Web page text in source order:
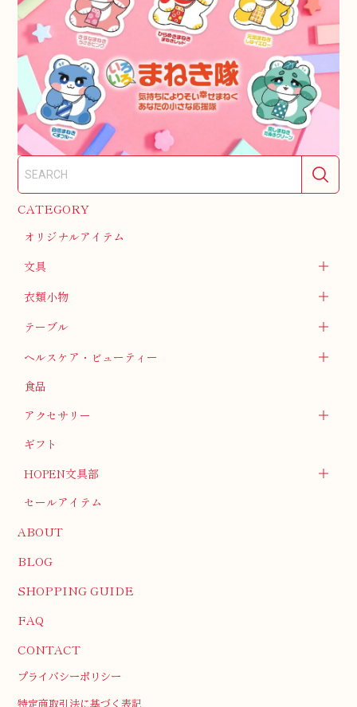
CATEGORY
オリジナルアイテム
文具
衣類小物
テーブル
ヘルスケア・ビューティー
食品
アクセサリー
ギフト
HOPEN文具部
セールアイテム
ABOUT
BLOG
SHOPPING GUIDE
FAQ
CONTACT
プライバシーポリシー
特定商取引法に基づく表記